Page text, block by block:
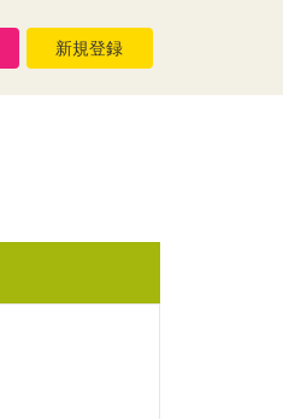
新規登録